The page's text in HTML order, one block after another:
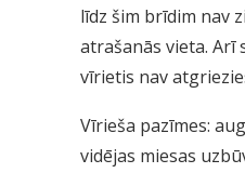
līdz šim brīdim nav
atrašanās vieta. Arī
vīrietis nav
Vīrieša pazīmes:
vidējas miesas